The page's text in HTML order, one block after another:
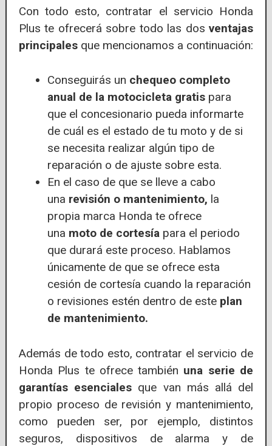
Con todo esto, contratar el servicio Honda
Plus te ofrecerá sobre todo las dos ventajas
principales que mencionamos a continuación:
Conseguirás un chequeo completo
anual de la motocicleta gratis para
que el concesionario pueda informarte
de cuál es el estado de tu moto y de si
se necesita realizar algún tipo de
reparación o de ajuste sobre esta.
En el caso de que se lleve a cabo
una revisión o mantenimiento, la
propia marca Honda te ofrece
una moto de cortesía para el periodo
que durará este proceso. Hablamos
únicamente de que se ofrece esta
cesión de cortesía cuando la reparación
o revisiones estén dentro de este plan
de mantenimiento.
Además de todo esto, contratar el servicio de
Honda Plus te ofrece también una serie de
garantías esenciales que van más allá del
propio proceso de revisión y mantenimiento,
como pueden ser, por ejemplo, distintos
seguros, dispositivos de alarma y de